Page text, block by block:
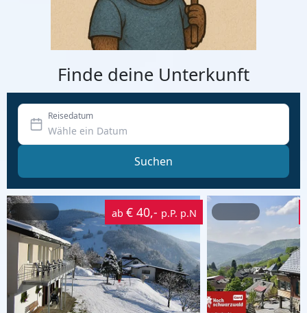
Finde deine Unterkunft
Reisedatum
Suchen
ab € 40,- p.P. p.N